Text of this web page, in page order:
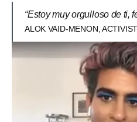
“Estoy muy orgulloso de ti,
ALOK VAID-MENON,